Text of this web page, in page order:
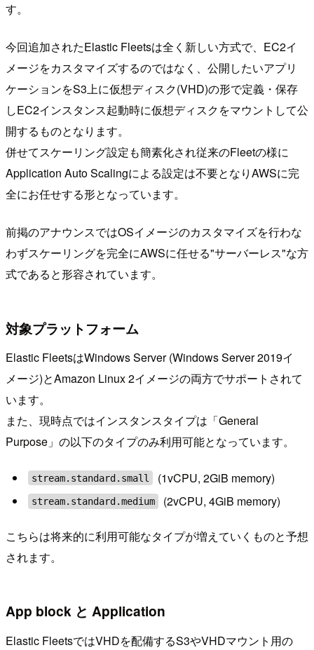
す。
今回追加されたElastic Fleetsは全く新しい方式で、EC2イ
メージをカスタマイズするのではなく、公開したいアプリ
ケーションをS3上に仮想ディスク(VHD)の形で定義・保存
しEC2インスタンス起動時に仮想ディスクをマウントして公
開するものとなります。
併せてスケーリング設定も簡素化され従来のFleetの様に
Application Auto Scalingによる設定は不要となりAWSに完
全にお任せする形となっています。
前掲のアナウンスではOSイメージのカスタマイズを行わな
わずスケーリングを完全にAWSに任せる"サーバーレス"な方
式であると形容されています。
対象プラットフォーム
Elastic FleetsはWindows Server (Windows Server 2019イ
メージ)とAmazon Linux 2イメージの両方でサポートされて
います。
また、現時点ではインスタンスタイプは「General
Purpose」の以下のタイプのみ利用可能となっています。
stream.standard.small (1vCPU, 2GiB memory)
stream.standard.medium (2vCPU, 4GiB memory)
こちらは将来的に利用可能なタイプが増えていくものと予想
されます。
App block と Application
Elastic FleetsではVHDを配備するS3やVHDマウント用の